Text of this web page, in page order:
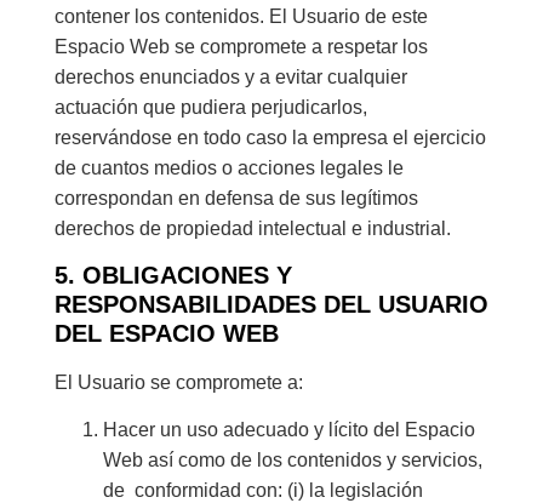
contener los contenidos. El Usuario de este
Espacio Web se compromete a respetar los
derechos enunciados y a evitar cualquier
actuación que pudiera perjudicarlos,
reservándose en todo caso la empresa el ejercicio
de cuantos medios o acciones legales le
correspondan en defensa de sus legítimos
derechos de propiedad intelectual e industrial.
5. OBLIGACIONES Y
RESPONSABILIDADES DEL USUARIO
DEL ESPACIO WEB
El Usuario se compromete a:
Hacer un uso adecuado y lícito del Espacio
Web así como de los contenidos y servicios,
de conformidad con: (i) la legislación